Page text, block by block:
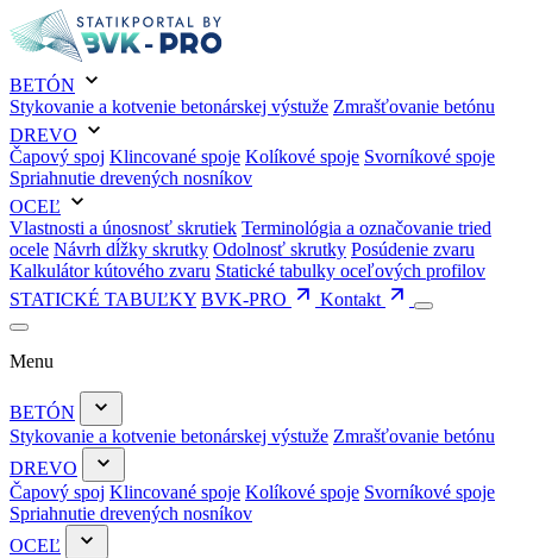
BETÓN
Stykovanie a kotvenie betonárskej výstuže Zmrašťovanie betónu
DREVO
Čapový spoj Klincované spoje Kolíkové spoje Svorníkové spoje
Spriahnutie drevených nosníkov
OCEĽ
Vlastnosti a únosnosť skrutiek Terminológia a označovanie tried
ocele Návrh dĺžky skrutky Odolnosť skrutky Posúdenie zvaru
Kalkulátor kútového zvaru Statické tabulky oceľových profilov
STATICKÉ TABUĽKY BVK-PRO Kontakt
Menu
BETÓN
Stykovanie a kotvenie betonárskej výstuže Zmrašťovanie betónu
DREVO
Čapový spoj Klincované spoje Kolíkové spoje Svorníkové spoje
Spriahnutie drevených nosníkov
OCEĽ